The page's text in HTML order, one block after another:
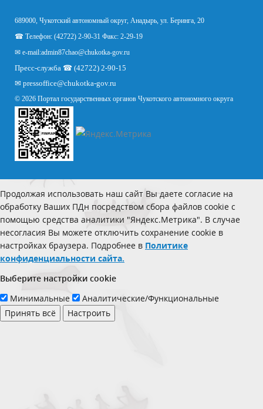
689000, Чукотский автономный округ, Анадырь, ул. Беринга, 20
☎ Телефон: (42722) 2-90-31 Факс: 2-29-19
✉ e-mail:admin87chao@chukotka-gov.ru
Пресс-служба ☎ (42722) 2-90-15
✉ pressoffice@chukotka-gov.ru
© 2026 Портал государственных органов Чукотского автономного округа
Продолжая использовать наш сайт Вы даете согласие на
обработку Ваших ПДн посредством сбора файлов cookie с
помощью средства аналитики "Яндекс.Метрика". В случае
несогласия Вы можете отключить сохранение cookie в
настройках браузера. Подробнее в Политике
конфиденциальности сайта.
Выберите настройки cookie
Минимальные
Аналитические/Функциональные
Принять всё
Настроить